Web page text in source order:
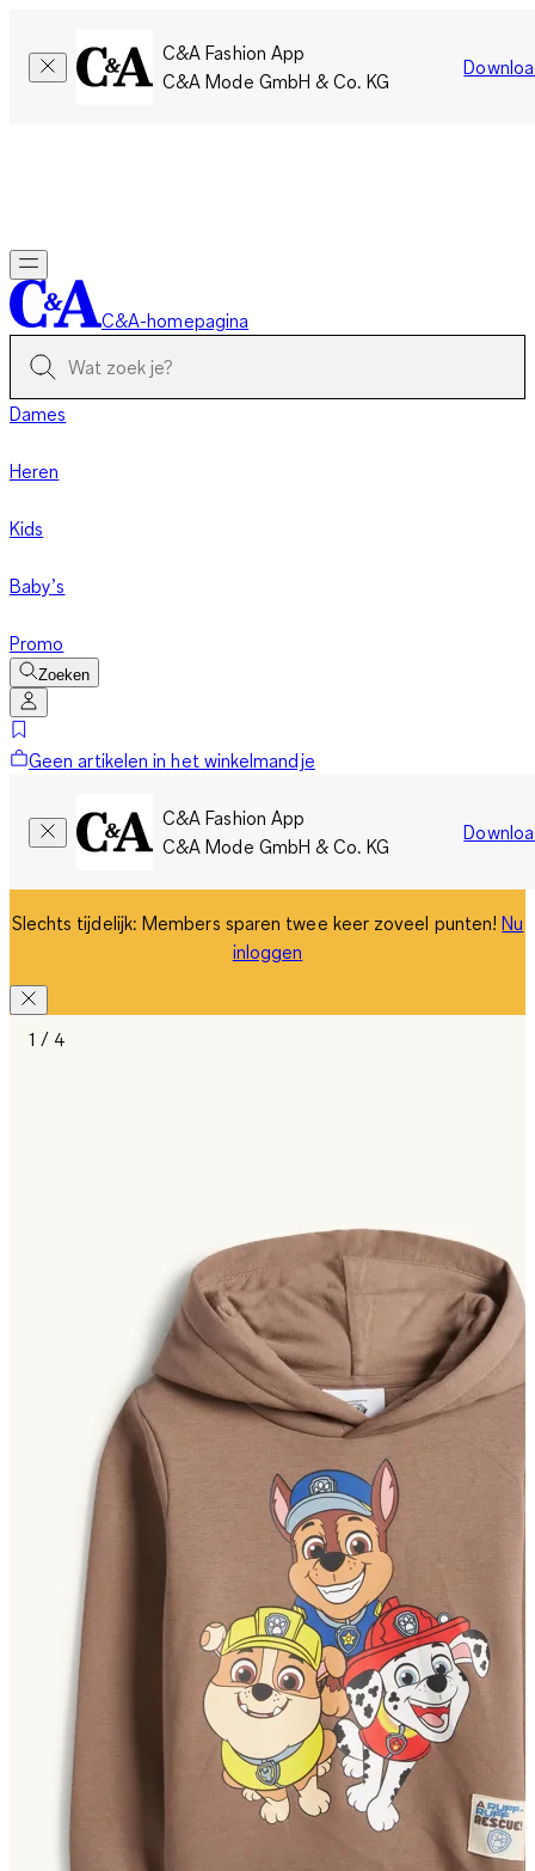
C&A Fashion App
C&A Mode GmbH & Co. KG
C&A-homepagina
Dames
Heren
Kids
Baby’s
Promo
Zoeken
Geen artikelen in het winkelmandje
C&A Fashion App
C&A Mode GmbH & Co. KG
Slechts tijdelijk: Members sparen twee keer zoveel punten!Nu
inloggen
1 / 4